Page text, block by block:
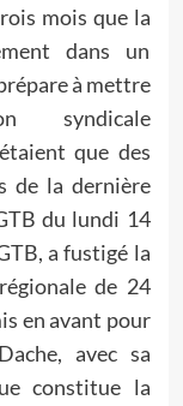
mois que la
dans un
à mettre
syndicale
que des
de la dernière
du lundi 14
a fustigé la
de 24
en avant pour
avec sa
constitue la